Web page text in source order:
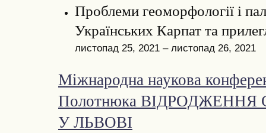
Проблеми геоморфології і
Українських Карпат та
листопад 25, 2021 – листопад 26, 2021
Міжнародна наукова
Полотнюка
У ЛЬВОВІ